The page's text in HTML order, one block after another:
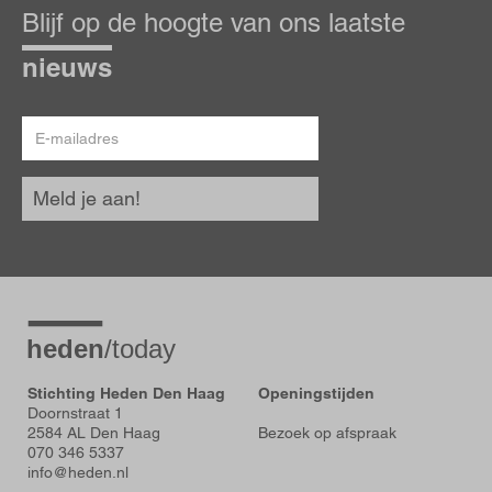
op
de
hoogte
Blijf op de hoogte van ons laatste
nieuws
mailadres
Meld je aan!
Stichting Heden Den Haag
Doornstraat 1
2584 AL Den Haag
070 346 5337
info@heden.nl
Openingstijden
Bezoek op afspraak